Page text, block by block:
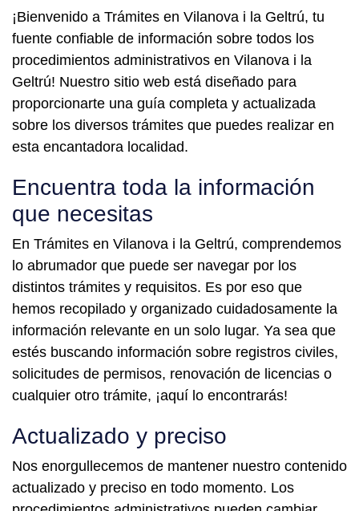
¡Bienvenido a Trámites en Vilanova i la Geltrú, tu
fuente confiable de información sobre todos los
procedimientos administrativos en Vilanova i la
Geltrú! Nuestro sitio web está diseñado para
proporcionarte una guía completa y actualizada
sobre los diversos trámites que puedes realizar en
esta encantadora localidad.
Encuentra toda la información
que necesitas
En Trámites en Vilanova i la Geltrú, comprendemos
lo abrumador que puede ser navegar por los
distintos trámites y requisitos. Es por eso que
hemos recopilado y organizado cuidadosamente la
información relevante en un solo lugar. Ya sea que
estés buscando información sobre registros civiles,
solicitudes de permisos, renovación de licencias o
cualquier otro trámite, ¡aquí lo encontrarás!
Actualizado y preciso
Nos enorgullecemos de mantener nuestro contenido
actualizado y preciso en todo momento. Los